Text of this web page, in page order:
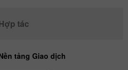
tác
tảng Giao dịch